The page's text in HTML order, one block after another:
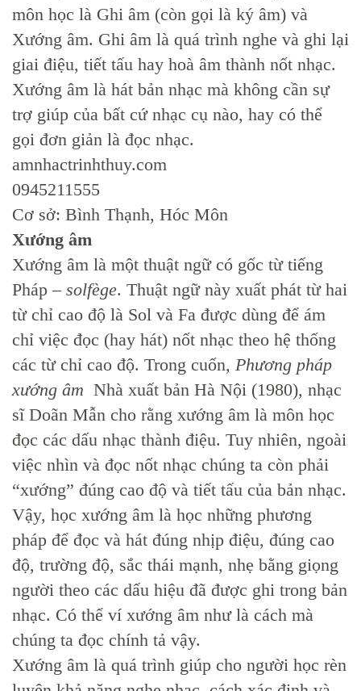
môn học là Ghi âm (còn gọi là ký âm) và
Xướng âm. Ghi âm là quá trình nghe và ghi lại
giai điệu, tiết tấu hay hoà âm thành nốt nhạc.
Xướng âm là hát bản nhạc mà không cần sự
trợ giúp của bất cứ nhạc cụ nào, hay có thể
gọi đơn giản là đọc nhạc.
amnhactrinhthuy.com
0945211555
Cơ sở: Bình Thạnh, Hóc Môn
Xướng âm
Xướng âm là một thuật ngữ có gốc từ tiếng
Pháp – solfège. Thuật ngữ này xuất phát từ hai
từ chỉ cao độ là Sol và Fa được dùng để ám
chỉ việc đọc (hay hát) nốt nhạc theo hệ thống
các từ chỉ cao độ. Trong cuốn, Phương pháp
xướng âm Nhà xuất bản Hà Nội (1980), nhạc
sĩ Doãn Mẫn cho rằng xướng âm là môn học
đọc các dấu nhạc thành điệu. Tuy nhiên, ngoài
việc nhìn và đọc nốt nhạc chúng ta còn phải
“xướng” đúng cao độ và tiết tấu của bản nhạc.
Vậy, học xướng âm là học những phương
pháp để đọc và hát đúng nhịp điệu, đúng cao
độ, trường độ, sắc thái mạnh, nhẹ bằng giọng
người theo các dấu hiệu đã được ghi trong bản
nhạc. Có thể ví xướng âm như là cách mà
chúng ta đọc chính tả vậy.
Xướng âm là quá trình giúp cho người học rèn